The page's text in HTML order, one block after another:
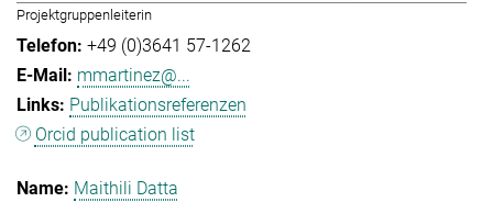
Projektgruppenleiterin
+49 (0)3641 57-1262
mmartinez@...
Publikationsreferenzen
Orcid publication list
Maithili Datta